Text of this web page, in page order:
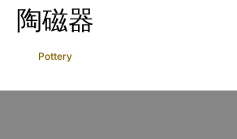
陶磁器
Pottery